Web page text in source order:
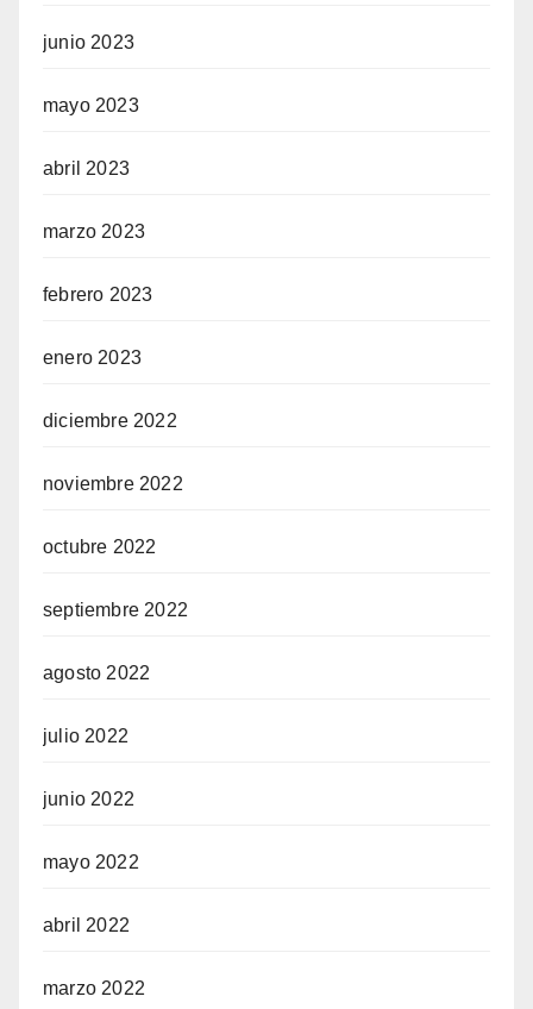
junio 2023
mayo 2023
abril 2023
marzo 2023
febrero 2023
enero 2023
diciembre 2022
noviembre 2022
octubre 2022
septiembre 2022
agosto 2022
julio 2022
junio 2022
mayo 2022
abril 2022
marzo 2022